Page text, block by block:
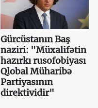
Gürcüstanın Baş
naziri: "Müxalifətin
hazırkı rusofobiyası
Qlobal Müharibə
Partiyasının
direktividir"